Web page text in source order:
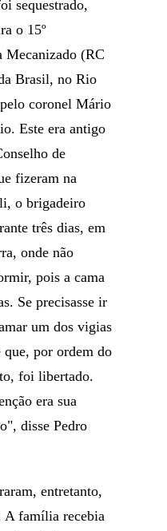
sequestrado,
o 15º
Mecanizado (RC
Brasil, no Rio
coronel Mário
Este era antigo
de
fizeram na
o brigadeiro
três dias, em
onde não
pois a cama
Se precisasse ir
um dos vigias
que, por ordem do
foi libertado.
era sua
disse Pedro
entretanto,
A família recebia